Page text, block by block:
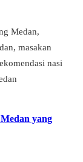
yang